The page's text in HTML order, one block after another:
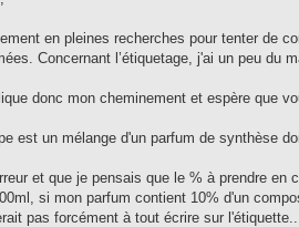
en pleines recherches pour tenter de
Concernant l’étiquetage, j'ai un peu du
donc mon cheminement et espère que
est un mélange d'un parfum de synthèse
et que je pensais que le % à prendre
si mon parfum contient 10% d'un
pas forcément à tout écrire sur l'étiquette...